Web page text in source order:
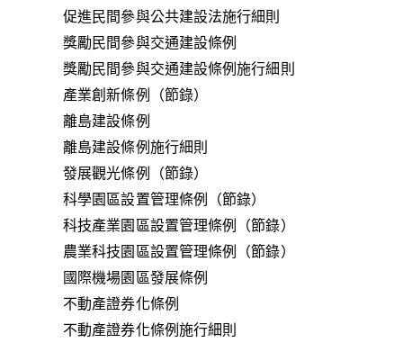
促進民間參與公共建設法施行細則
獎勵民間參與交通建設條例
獎勵民間參與交通建設條例施行細則
產業創新條例（節錄）
離島建設條例
離島建設條例施行細則
發展觀光條例（節錄）
科學園區設置管理條例（節錄）
科技產業園區設置管理條例（節錄）
農業科技園區設置管理條例（節錄）
國際機場園區發展條例
不動產證券化條例
不動產證券化條例施行細則